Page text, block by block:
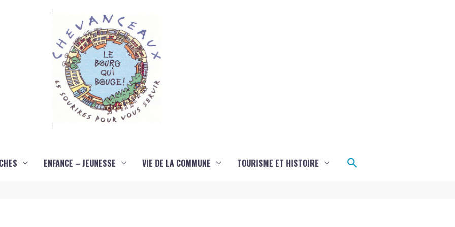
ENFANCE – JEUNESSE VIE DE LA COMMUNE TOURISME ET HISTOIRE Rechercher